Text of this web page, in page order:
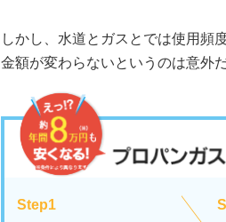
しかし、水道とガスとでは使用頻
金額が変わらないというのは意外
Step1